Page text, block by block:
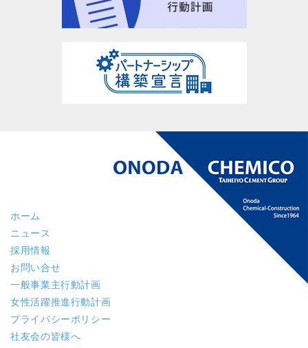
ホーム
ニュース
採用情報
お問い合せ
一般事業主行動計画
女性活躍推進行動計画
プライバシーポリシー
社友会の皆様へ